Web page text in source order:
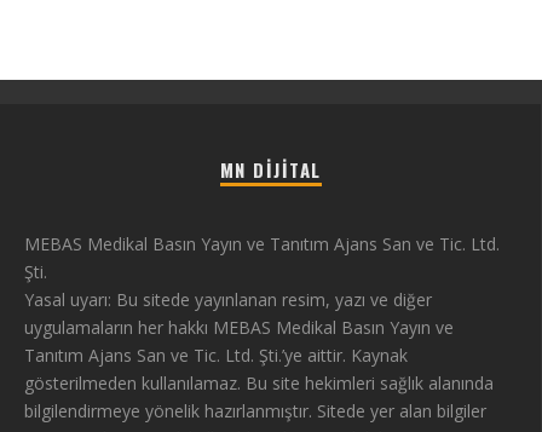
MN DIJITAL
MEBAS Medikal Basın Yayın ve Tanıtım Ajans San ve Tic. Ltd.
Şti.
Yasal uyarı: Bu sitede yayınlanan resim, yazı ve diğer
uygulamaların her hakkı MEBAS Medikal Basın Yayın ve
Tanıtım Ajans San ve Tic. Ltd. Şti.’ye aittir. Kaynak
gösterilmeden kullanılamaz. Bu site hekimleri sağlık alanında
bilgilendirmeye yönelik hazırlanmıştır. Sitede yer alan bilgiler